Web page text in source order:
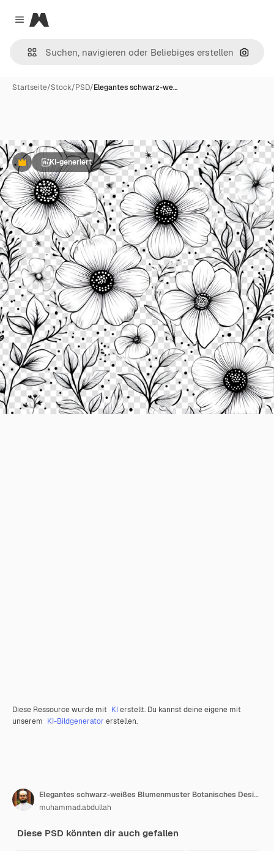
Close menu
Magnific
Nach
Startseite/Stock/PSD/Elegantes schwarz-we…
PremiumKI-generiert
Diese Ressource wurde mit KIerstellt. Du kannst deine eigene mit
unserem KI-Bildgenerator erstellen.
Elegantes schwarz-weißes Blumenmuster Botanisches Design Linienkunstblumen
muhammad.abdullah
Diese PSD könnten dir auch gefallen